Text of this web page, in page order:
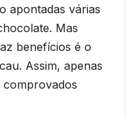
apontadas várias
Mas
benefícios é o
Assim, apenas